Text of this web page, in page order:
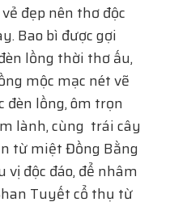
đẹp nên thơ độc
Bao bì được gợi
lồng thời thơ ấu,
mộc mạc nét vẽ
đèn lồng, ôm trọn
lành, cùng trái cây
từ miệt Đồng Bằng
vị độc đáo, để nhâm
Tuyết cổ thụ từ